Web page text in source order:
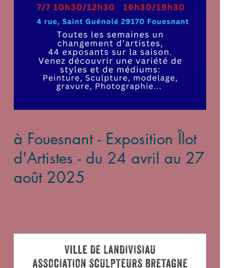
à Fouesnant - Exposition Îlot
d'Artistes - du 24 avril au 27
août 2025